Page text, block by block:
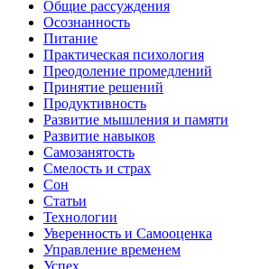
Общие рассуждения
Осознанность
Питание
Практическая психология
Преодоление промедлений
Принятие решений
Продуктивность
Развитие мышления и памяти
Развитие навыков
Самозанятость
Смелость и страх
Сон
Статьи
Технологии
Уверенность и Самооценка
Управление временем
Успех